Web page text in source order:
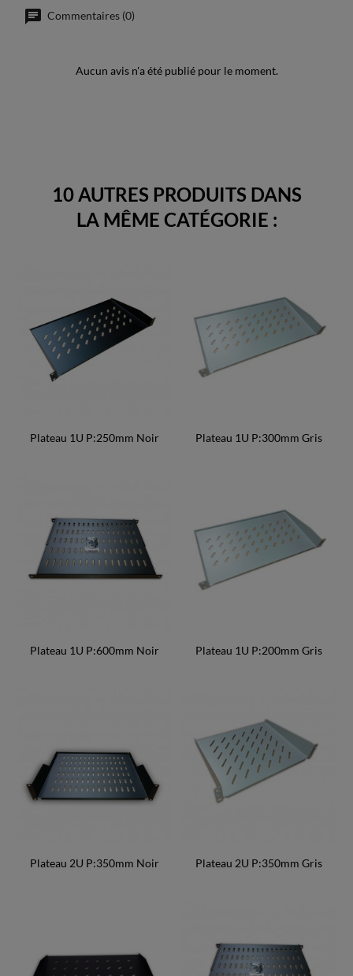
Commentaires (0)
Aucun avis n'a été publié pour le moment.
10 AUTRES PRODUITS DANS
LA MÊME CATÉGORIE :
Plateau 1U P:250mm Noir Plateau 1U P:300mm Gris
Plateau 1U P:600mm Noir Plateau 1U P:200mm Gris
Plateau 2U P:350mm Noir Plateau 2U P:350mm Gris